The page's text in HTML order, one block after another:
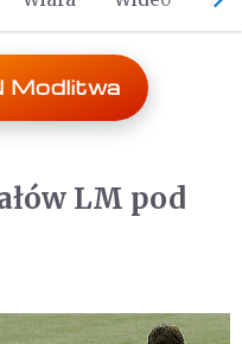
Modlitwa
LM pod